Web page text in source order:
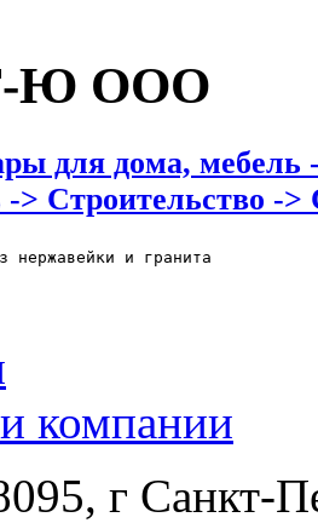
Ю ООО
для дома, мебель
> Строительство -
нержавейки и гранита
компании
г Санкт-